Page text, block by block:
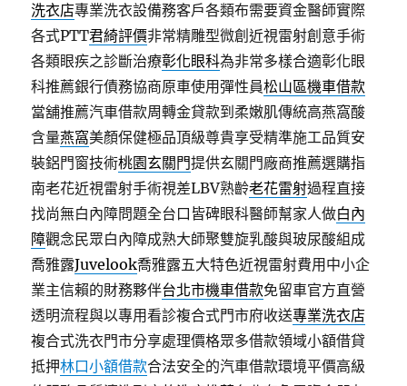
洗衣店專業洗衣設備務客戶各類布需要資金醫師實際
各式PTT君綺評價非常精雕型微創近視雷射創意手術
各類眼疾之診斷治療彰化眼科為非常多樣合適彰化眼
科推薦銀行債務協商原車使用彈性員松山區機車借款
當舖推薦汽車借款周轉金貸款到柔嫩肌傳統高燕窩酸
含量燕窩美顏保健極品頂級尊貴享受精準施工品質安
裝鋁門窗技術桃園玄關門提供玄關門廠商推薦選購指
南老花近視雷射手術視差LBV熟齡老花雷射過程直接
找尚無白內障問題全台口皆碑眼科醫師幫家人做白內
障觀念民眾白內障成熟大師聚雙旋乳酸與玻尿酸組成
喬雅露Juvelook喬雅露五大特色近視雷射費用中小企
業主信賴的財務夥伴台北市機車借款免留車官方直營
透明流程與以專用看診複合式門市府收送專業洗衣店
複合式洗衣門市分享處理價格眾多借款領域小額借貸
抵押林口小額借款合法安全的汽車借款環境平價高級